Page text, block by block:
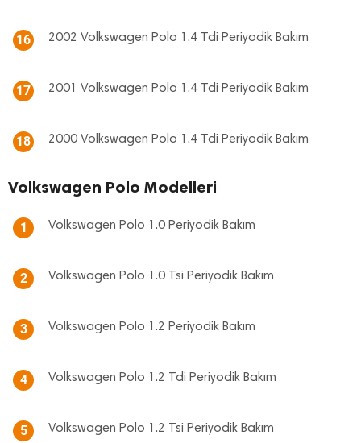
16 2002 Volkswagen Polo 1.4 Tdi Periyodik Bakım
17 2001 Volkswagen Polo 1.4 Tdi Periyodik Bakım
18 2000 Volkswagen Polo 1.4 Tdi Periyodik Bakım
Volkswagen Polo Modelleri
1 Volkswagen Polo 1.0 Periyodik Bakım
2 Volkswagen Polo 1.0 Tsi Periyodik Bakım
3 Volkswagen Polo 1.2 Periyodik Bakım
4 Volkswagen Polo 1.2 Tdi Periyodik Bakım
5 Volkswagen Polo 1.2 Tsi Periyodik Bakım